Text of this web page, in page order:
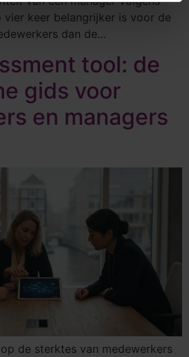
vier keer belangrijker is voor de
dan de…
tool: de
gids voor
en managers
de sterktes van medewerkers